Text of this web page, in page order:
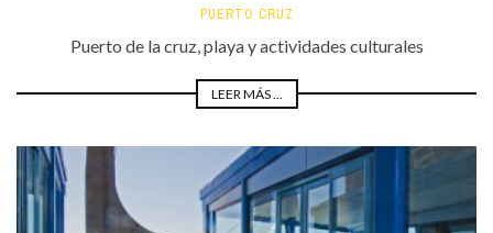
PUERTO CRUZ
Puerto de la cruz, playa y actividades culturales
LEER MÁS ...